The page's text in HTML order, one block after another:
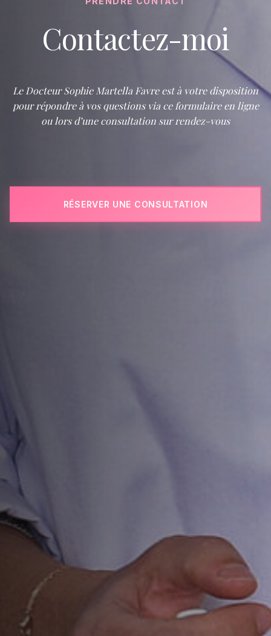
Contactez-moi
Le Docteur Sophie Martella Favre est à votre disposition
pour répondre à vos questions via ce formulaire en ligne
ou lors d’une consultation sur rendez-vous
RÉSERVER UNE CONSULTATION